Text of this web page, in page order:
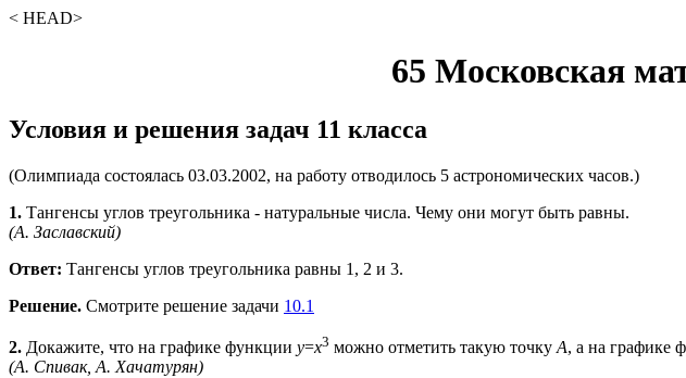
< HEAD>
65 Московская
Условия и решения задач 11 класса
(Олимпиада состоялась 03.03.2002, на работу отводилось 5 астрономических часов.)
1. Тангенсы углов треугольника - натуральные числа. Чему они могут быть равны.
(А. Заславский)
Ответ: Тангенсы углов треугольника равны 1, 2 и 3.
Решение. Смотрите решение задачи 10.1
2. Докажите, что на графике функции y=x3 можно отметить такую точку A, а на графике
(А. Спивак, А. Хачатурян)